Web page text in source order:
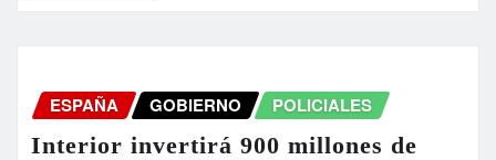
ESPAÑA GOBIERNO POLICIALES
Interior invertirá 900 millones de